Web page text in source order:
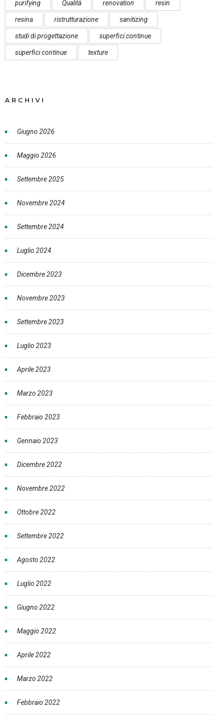
purifying Qualità renovation resin
resina ristrutturazione sanitizing
studi di progettazione superfici continue
superfici continue texture
ARCHIVI
Giugno 2026
Maggio 2026
Settembre 2025
Novembre 2024
Settembre 2024
Luglio 2024
Dicembre 2023
Novembre 2023
Settembre 2023
Luglio 2023
Aprile 2023
Marzo 2023
Febbraio 2023
Gennaio 2023
Dicembre 2022
Novembre 2022
Ottobre 2022
Settembre 2022
Agosto 2022
Luglio 2022
Giugno 2022
Maggio 2022
Aprile 2022
Marzo 2022
Febbraio 2022